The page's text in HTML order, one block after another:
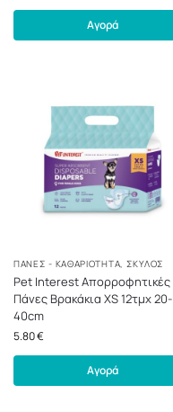
Αγορά
ΠΆΝΕΣ - ΚΑΘΑΡΙΌΤΗΤΑ, ΣΚΎΛΟΣ
Pet Interest Απορροφητικές
Πάνες Βρακάκια XS 12τμχ 20-
40cm
5.80€
Αγορά